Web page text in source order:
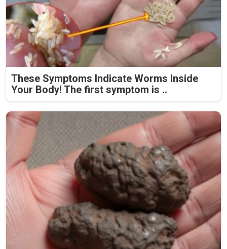
These Symptoms Indicate Worms Inside
Your Body! The first symptom is ..